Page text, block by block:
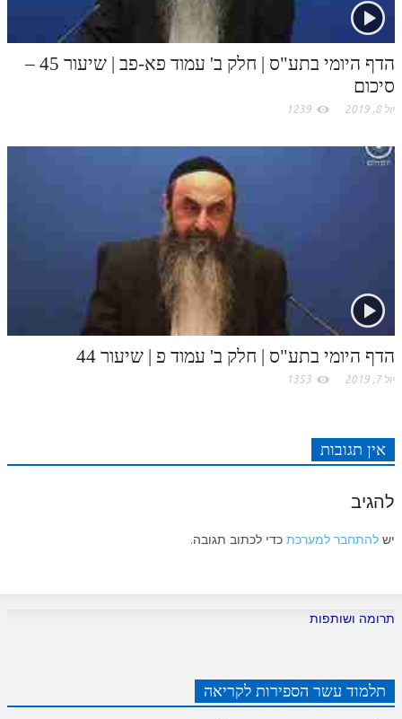
הדף היומי בתע"ס | חלק ב' עמוד פא-פב | שיעור 45 –
סיכום
יול 8, 2019 1239
הדף היומי בתע"ס | חלק ב' עמוד פ | שיעור 44
יול 7, 2019 1353
אין תגובות
להגיב
יש להתחבר למערכת כדי לכתוב תגובה.
תרומה ושותפות
תלמוד עשר הספירות לקריאה